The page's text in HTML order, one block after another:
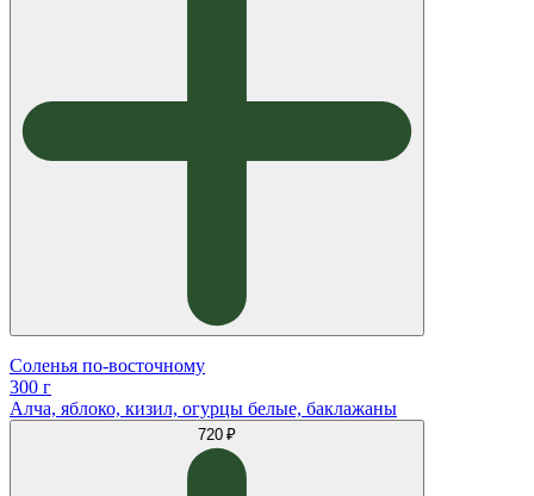
Соленья по-восточному
300 г
Алча, яблоко, кизил, огурцы белые, баклажаны
720 ₽